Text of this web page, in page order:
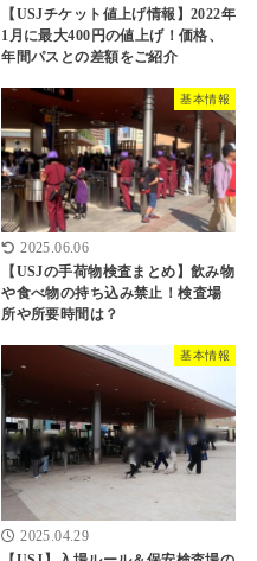
【USJチケット値上げ情報】2022年
1月に最大400円の値上げ！価格、
年間パスとの差額をご紹介
基本情報
2025.06.06
【USJの手荷物検査まとめ】飲み物
や食べ物の持ち込み禁止！検査場
所や所要時間は？
基本情報
2025.04.29